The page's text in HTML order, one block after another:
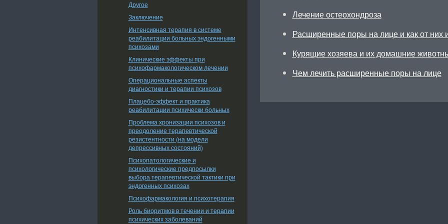
Лечение остеохондроза
Расширенные поры на лице и как от них
Курящие хозяева и их домашние
Чем лечить расширенные поры на лице
Другое
Заключение
Интенсивная терапия в системе
реабилитации больных эндогенными
психозами
Клинические эффекты при
психофармакологическом лечении
Операциональные аспекты
диагностики и терапии психозов
Плацебо-эффект и практика
реабилитации психически больных
Проблема хронизации психозов и
преодоление терапевтической
резистентности (на модели
депрессивных состояний)
Психопатологические и
психологические предпосылки
выбора терапевтической тактики при
эндогенных психозах
Психофармакология и психотерапия
Роль биоритмов в течении и терапии
психических заболеваний